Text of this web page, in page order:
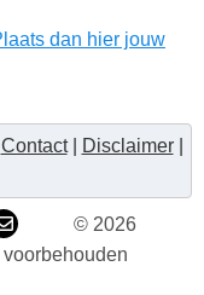
dan hier jouw
Contact| Disclaimer|
© 2026